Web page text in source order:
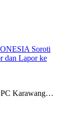
Soroti
dan Lapor ke
Karawang…